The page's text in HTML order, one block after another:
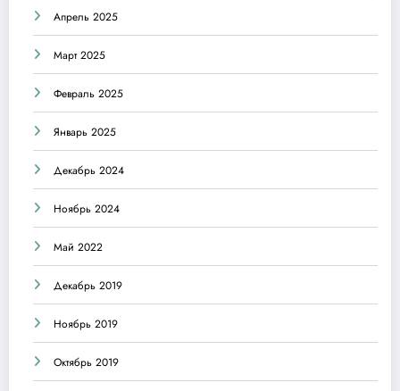
Апрель 2025
Март 2025
Февраль 2025
Январь 2025
Декабрь 2024
Ноябрь 2024
Май 2022
Декабрь 2019
Ноябрь 2019
Октябрь 2019